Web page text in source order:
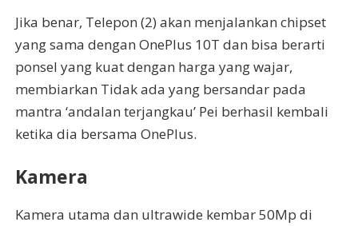
Jika benar, Telepon (2) akan menjalankan chipset
yang sama dengan OnePlus 10T dan bisa berarti
ponsel yang kuat dengan harga yang wajar,
membiarkan Tidak ada yang bersandar pada
mantra ‘andalan terjangkau’ Pei berhasil kembali
ketika dia bersama OnePlus.
Kamera
Kamera utama dan ultrawide kembar 50Mp di